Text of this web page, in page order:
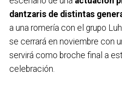
dantzaris de distintas
a una romería con el grupo
se cerrará en noviembre con
servirá como broche final a
celebración.